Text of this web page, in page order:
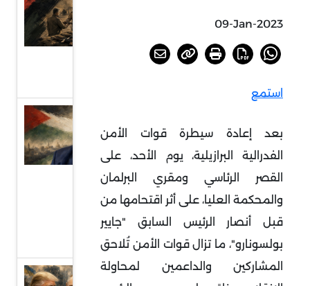
09-Jan-2023
استمع
بعد إعادة سيطرة قوات الأمن
الفدرالية البرازيلية، يوم الأحد، على
القصر الرئاسي ومقري البرلمان
والمحكمة العليا، على أثر اقتحامها من
قبل أنصار الرئيس السابق "جايير
بولسونارو"، ما تزال قوات الأمن تُلاحق
المشاركين والداعمين لمحاولة
انتخاب
الحية
رئيسا
للمكتب
السياسي
لحماس
ترامب